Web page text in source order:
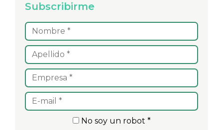
Subscribirme
No soy un robot *